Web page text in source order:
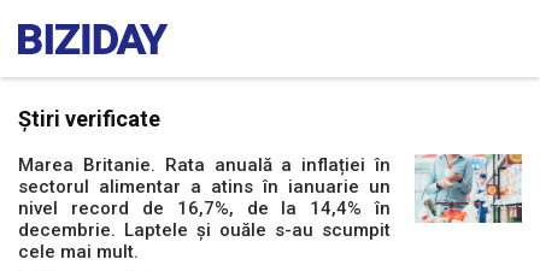
Știri verificate
Marea Britanie. Rata anuală a inflației în
sectorul alimentar a atins în ianuarie un
nivel record de 16,7%, de la 14,4% în
decembrie. Laptele și ouăle s-au scumpit
cele mai mult.